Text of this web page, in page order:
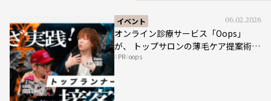
イベント 06.02.2026
オンライン診療サービス「Oops」
が、 トップサロンの薄毛ケア提案術を
HAIRCAMPで公開！
PR oops